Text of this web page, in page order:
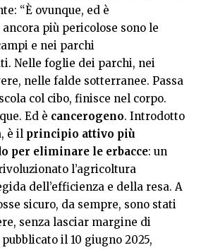
“È ovunque, ed è
ancora più pericolose sono le
e nei parchi
Nelle foglie dei parchi, nei
nelle falde sotterranee. Passa
col cibo, finisce nel corpo.
Ed è cancerogeno. Introdotto
è il principio attivo più
per eliminare le erbacce: un
l’agricoltura
dell’efficienza e della resa. A
sicuro, da sempre, sono stati
senza lasciar margine di
il 10 giugno 2025,